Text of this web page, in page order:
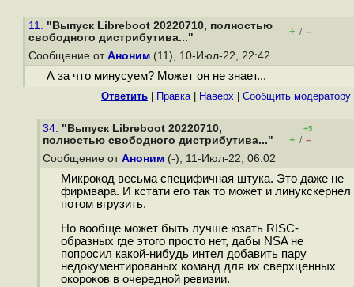
11. "Выпуск Libreboot 20220710, полностью
свободного дистрибутива..."
+ / –
Сообщение от Аноним (11), 10-Июл-22, 22:42
А за что минусуем? Может он не знает...
Ответить Правка| Наверх Cообщить модератору
34. "Выпуск Libreboot 20220710,
полностью свободного дистрибутива..."
+5
+ / –
Сообщение от Аноним (-), 11-Июл-22, 06:02
Микрокод весьма специфичная штука. Это даже не
фирмвара. И кстати его так то может и линукскернел
потом вгрузить.
Но вообще может быть лучше юзать RISC-
образных где этого просто нет, дабы NSA не
попросил какой-нибудь интел добавить пару
недокументированых команд для их сверхценных
окороков в очередной ревизии.